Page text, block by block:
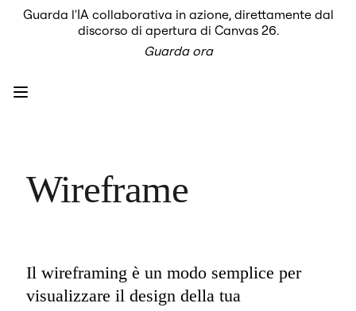
In primo piano
Intelligent Canvas™
Esplora i playbook di IA
Server MCP
Piattaforma per sviluppatori
Scarica le app
Formati
Guarda l'IA collaborativa in azione, direttamente dal
discorso di apertura di Canvas 26.
Guarda ora
Wireframe
Il wireframing è un modo semplice per
visualizzare il design della tua